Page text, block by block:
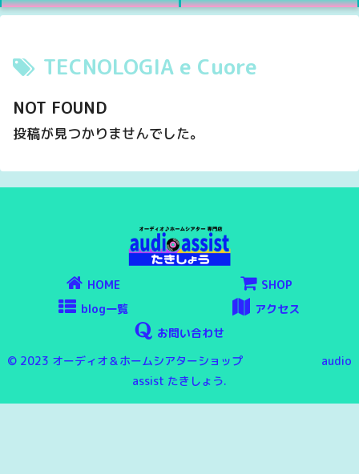
TECNOLOGIA e Cuore
NOT FOUND
投稿が見つかりませんでした。
HOME
SHOP
blog一覧
アクセス
お問い合わせ
© 2023 オーディオ＆ホームシアターショップ audio
assist たきしょう.